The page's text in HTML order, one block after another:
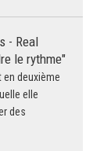
- Real
le rythme"
en deuxième
elle
des